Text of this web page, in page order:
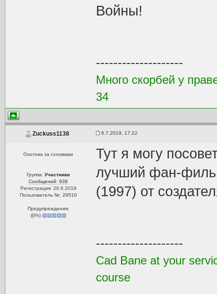
Войны!
--------------------
Много скорбей у
34
Zuckuss1138 6.7.2019, 17:22
Охотник за головами
Группа:Участники
Сообщений: 938
Регистрация: 20.6.2019
Пользователь №: 29510
Предупреждения:
(0%)
Тут я могу
лучший фан-
(1997) от
--------------------
Cad Bane at your
course